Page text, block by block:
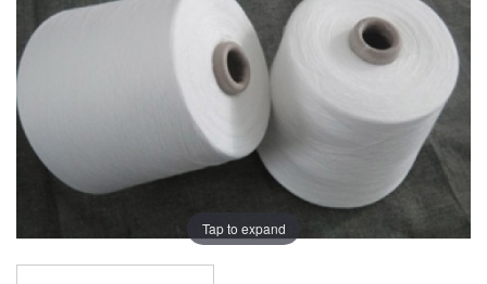
Tap to expand